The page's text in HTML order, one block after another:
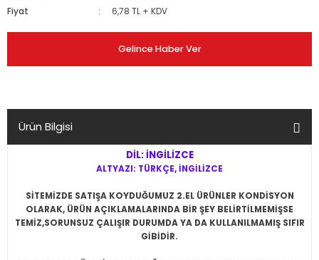
Fiyat
6,78 TL + KDV
Gelince Haber Ver
Ürün Bilgisi
DİL: İNGİLİZCE
ALTYAZI: TÜRKÇE, İNGİLİZCE
SİTEMİZDE SATIŞA KOYDUĞUMUZ 2.EL ÜRÜNLER KONDİSYON
OLARAK, ÜRÜN AÇIKLAMALARINDA BİR ŞEY BELİRTİLMEMİŞSE
TEMİZ,SORUNSUZ ÇALIŞIR DURUMDA YA DA KULLANILMAMIŞ SIFIR
GİBİDİR.